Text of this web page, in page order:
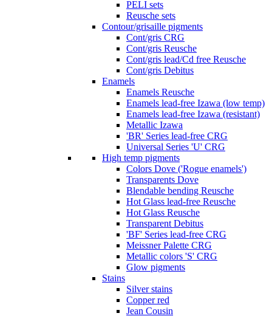
PELI sets
Reusche sets
Contour/grisaille pigments
Cont/gris CRG
Cont/gris Reusche
Cont/gris lead/Cd free Reusche
Cont/gris Debitus
Enamels
Enamels Reusche
Enamels lead-free Izawa (low temp)
Enamels lead-free Izawa (resistant)
Metallic Izawa
'BR' Series lead-free CRG
Universal Series 'U' CRG
High temp pigments
Colors Dove ('Rogue enamels')
Transparents Dove
Blendable bending Reusche
Hot Glass lead-free Reusche
Hot Glass Reusche
Transparent Debitus
'BF' Series lead-free CRG
Meissner Palette CRG
Metallic colors 'S' CRG
Glow pigments
Stains
Silver stains
Copper red
Jean Cousin